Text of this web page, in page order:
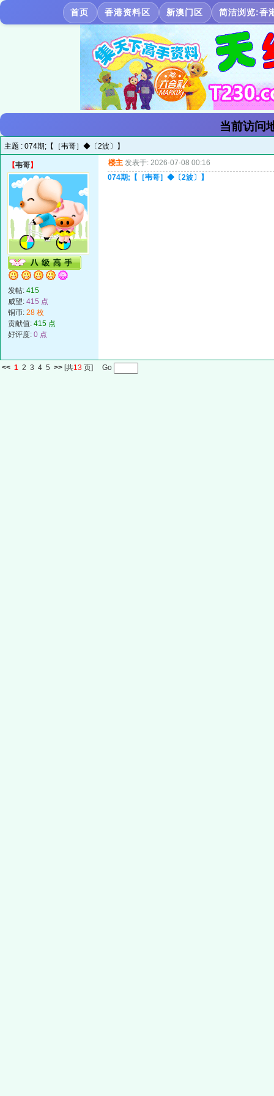
首页 香港资料区 新澳门区 简洁浏览:香
当前访问
主题 : 074期;【［韦哥］◆〔2波〕】
【韦哥】
发帖: 415
威望: 415 点
铜币: 28 枚
贡献值: 415 点
好评度: 0 点
楼主 发表于: 2026-07-08 00:16
074期;【［韦哥］◆〔2波〕】
<< 1 2 3 4 5 >> [共13 页] Go